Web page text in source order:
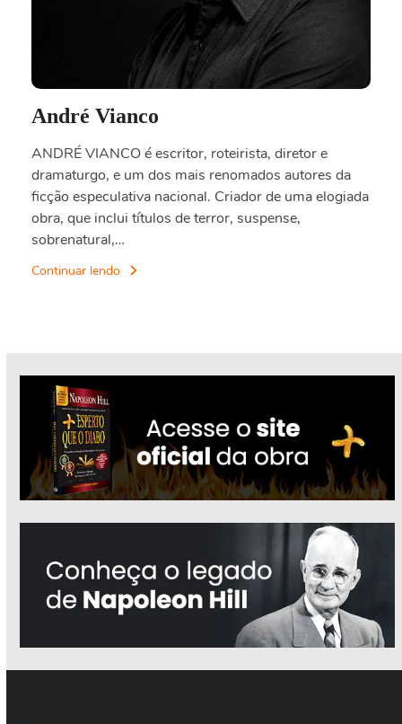
André Vianco
ANDRÉ VIANCO é escritor, roteirista, diretor e
dramaturgo, e um dos mais renomados autores da
ficção especulativa nacional. Criador de uma elogiada
obra, que inclui títulos de terror, suspense,
sobrenatural,…
Continuar lendo